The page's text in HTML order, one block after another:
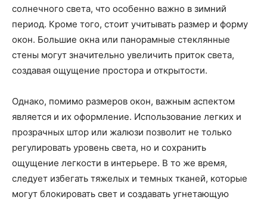
солнечного света, что особенно важно в зимний
период. Кроме того, стоит учитывать размер и форму
окон. Большие окна или панорамные стеклянные
стены могут значительно увеличить приток света,
создавая ощущение простора и открытости.
Однако, помимо размеров окон, важным аспектом
является и их оформление. Использование легких и
прозрачных штор или жалюзи позволит не только
регулировать уровень света, но и сохранить
ощущение легкости в интерьере. В то же время,
следует избегать тяжелых и темных тканей, которые
могут блокировать свет и создавать угнетающую